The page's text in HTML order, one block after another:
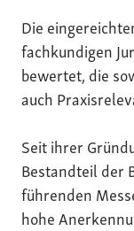
Die
fachkundigen
bewertet, die
auch
Seit ihrer
Bestandteil der
führenden
hohe